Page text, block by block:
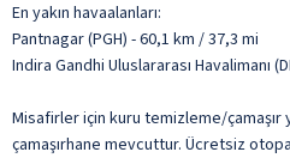
En yakın havaalanları:
Pantnagar (PGH) - 60,1 km / 37,3 mi
Indira Gandhi Uluslararası Havalimanı
Misafirler için kuru temizleme/çamaşır
çamaşırhane mevcuttur. Ücretsiz